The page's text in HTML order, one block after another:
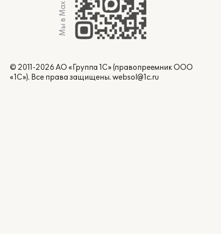
Мы в Max
© 2011-2026 АО «Группа 1С» (правопреемник ООО
«1С»). Все права защищены. websol@1c.ru